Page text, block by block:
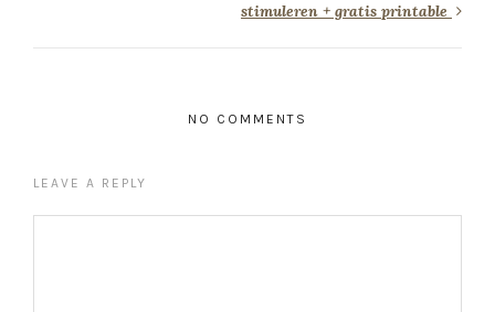
stimuleren + gratis printable
NO COMMENTS
LEAVE A REPLY